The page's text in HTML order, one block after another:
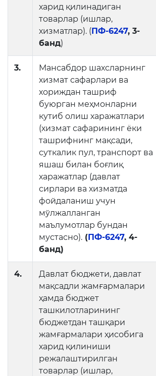
Малака ошириш
ОАВ биз ҳақимизда
Маърузалар
Галерея
Видеогалерея
Ахборот хизмати
Матбуот анжуманлари
Конференциялар
Ёрдам
Танловлар
Аккредитация
Инфографика
Корупцияга қарши кураш
Эълонлар
Янгиликлар
харид қилинадиган
товарлар (ишлар,
хизматлар). (ПФ-6247, 3-
банд)
3.
Мансабдор шахсларнинг
хизмат сафарлари ва
хориждан ташриф
буюрган меҳмонларни
кутиб олиш харажатлари
(хизмат сафарининг ёки
ташрифнинг мақсади,
суткалик пул, транспорт ва
яшаш билан боғлиқ
харажатлар (давлат
сирлари ва хизматда
фойдаланиш учун
мўлжалланган
маълумотлар бундан
мустасно). (ПФ-6247, 4-
банд)
4.
Давлат бюджети, давлат
мақсадли жамғармалари
ҳамда бюджет
ташкилотларининг
бюджетдан ташқари
жамғармалари ҳисобига
харид қилиниши
режалаштирилган
товарлар (ишлар,